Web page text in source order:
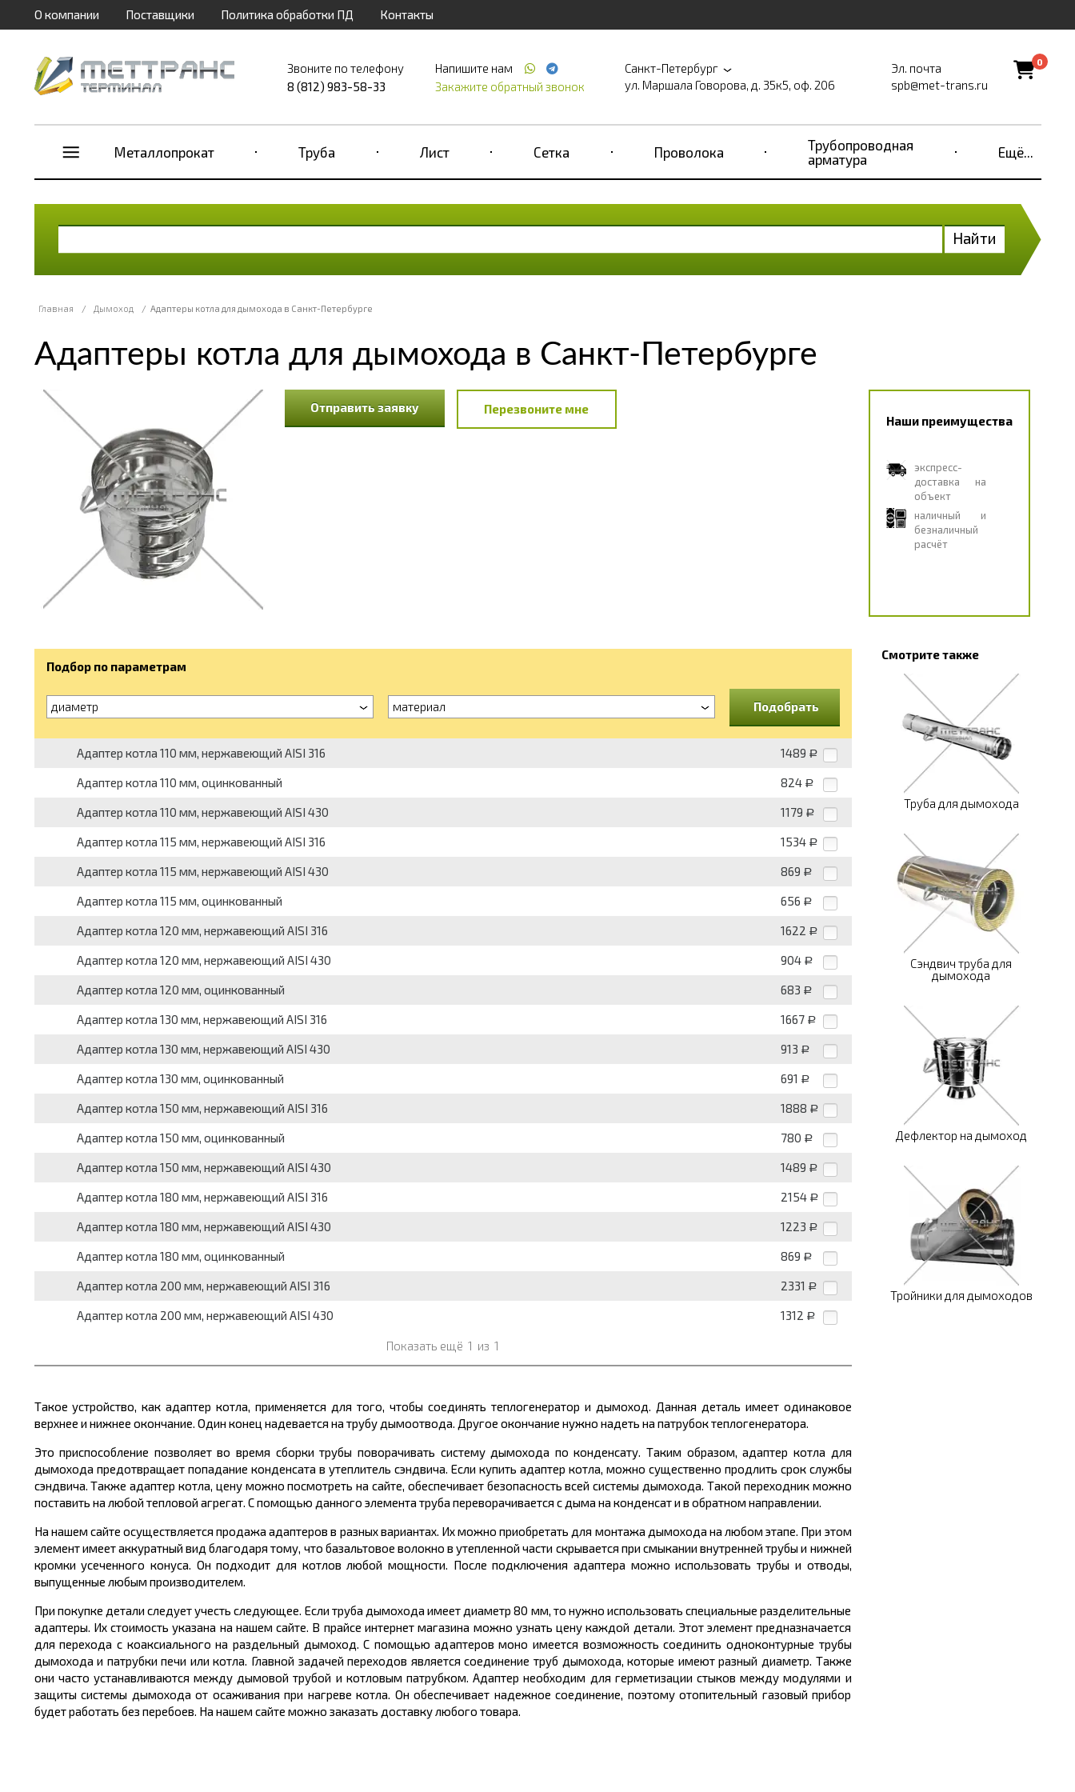
О компании Поставщики Политика обработки ПД Контакты
Звоните по телефону
8 (812) 983-58-33
Напишите нам
Закажите обратный звонок
Санкт-Петербург
ул. Маршала Говорова, д. 35к5, оф. 206
Эл. почта
spb@met-trans.ru
0
Металлопрокат Труба Лист Сетка Проволока
Трубопроводная
арматура
Ещё...
Найти
Главная / Дымоход / Адаптеры котла для дымохода в Санкт-Петербурге
Адаптеры котла для дымохода в Санкт-Петербурге
Отправить заявку
Перезвоните мне
Наши преимущества
экспресс-
доставка на
объект
наличный и
безналичный
расчёт
Подбор по параметрам
диаметр материал Подобрать
Адаптер котла 110 мм, нержавеющий AISI 316 1489 Р
Адаптер котла 110 мм, оцинкованный 824 Р
Адаптер котла 110 мм, нержавеющий AISI 430 1179 Р
Адаптер котла 115 мм, нержавеющий AISI 316 1534 Р
Адаптер котла 115 мм, нержавеющий AISI 430 869 Р
Адаптер котла 115 мм, оцинкованный 656 Р
Адаптер котла 120 мм, нержавеющий AISI 316 1622 Р
Адаптер котла 120 мм, нержавеющий AISI 430 904 Р
Адаптер котла 120 мм, оцинкованный 683 Р
Адаптер котла 130 мм, нержавеющий AISI 316 1667 Р
Адаптер котла 130 мм, нержавеющий AISI 430 913 Р
Адаптер котла 130 мм, оцинкованный 691 Р
Адаптер котла 150 мм, нержавеющий AISI 316 1888 Р
Адаптер котла 150 мм, оцинкованный 780 Р
Адаптер котла 150 мм, нержавеющий AISI 430 1489 Р
Адаптер котла 180 мм, нержавеющий AISI 316 2154 Р
Адаптер котла 180 мм, нержавеющий AISI 430 1223 Р
Адаптер котла 180 мм, оцинкованный 869 Р
Адаптер котла 200 мм, нержавеющий AISI 316 2331 Р
Адаптер котла 200 мм, нержавеющий AISI 430 1312 Р
Показать ещё 1 из 1
Такое устройство, как адаптер котла, применяется для того, чтобы соединять теплогенератор и дымоход. Данная деталь имеет одинаковое
верхнее и нижнее окончание. Один конец надевается на трубу дымоотвода. Другое окончание нужно надеть на патрубок теплогенератора.
Это приспособление позволяет во время сборки трубы поворачивать систему дымохода по конденсату. Таким образом, адаптер котла для
дымохода предотвращает попадание конденсата в утеплитель сэндвича. Если купить адаптер котла, можно существенно продлить срок службы
сэндвича. Также адаптер котла, цену можно посмотреть на сайте, обеспечивает безопасность всей системы дымохода. Такой переходник можно
поставить на любой тепловой агрегат. С помощью данного элемента труба переворачивается с дыма на конденсат и в обратном направлении.
На нашем сайте осуществляется продажа адаптеров в разных вариантах. Их можно приобретать для монтажа дымохода на любом этапе. При этом
элемент имеет аккуратный вид благодаря тому, что базальтовое волокно в утепленной части скрывается при смыкании внутренней трубы и нижней
кромки усеченного конуса. Он подходит для котлов любой мощности. После подключения адаптера можно использовать трубы и отводы,
выпущенные любым производителем.
При покупке детали следует учесть следующее. Если труба дымохода имеет диаметр 80 мм, то нужно использовать специальные разделительные
адаптеры. Их стоимость указана на нашем сайте. В прайсе интернет магазина можно узнать цену каждой детали. Этот элемент предназначается
для перехода с коаксиального на раздельный дымоход. С помощью адаптеров моно имеется возможность соединить одноконтурные трубы
дымохода и патрубки печи или котла. Главной задачей переходов является соединение труб дымохода, которые имеют разный диаметр. Также
они часто устанавливаются между дымовой трубой и котловым патрубком. Адаптер необходим для герметизации стыков между модулями и
защиты системы дымохода от осаживания при нагреве котла. Он обеспечивает надежное соединение, поэтому отопительный газовый прибор
будет работать без перебоев. На нашем сайте можно заказать доставку любого товара.
Смотрите также
Труба для дымохода
Сэндвич труба для
дымохода
Дефлектор на дымоход
Тройники для дымоходов